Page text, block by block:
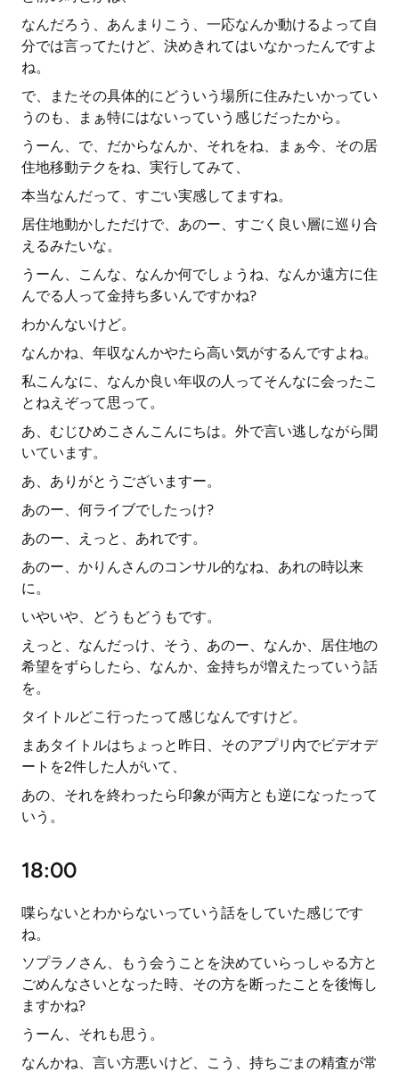
なんだろう、あんまりこう、一応なんか動けるよって自
分では言ってたけど、決めきれてはいなかったんですよ
ね。
で、またその具体的にどういう場所に住みたいかってい
うのも、まぁ特にはないっていう感じだったから。
うーん、で、だからなんか、それをね、まぁ今、その居
住地移動テクをね、実行してみて、
本当なんだって、すごい実感してますね。
居住地動かしただけで、あのー、すごく良い層に巡り合
えるみたいな。
うーん、こんな、なんか何でしょうね、なんか遠方に住
んでる人って金持ち多いんですかね?
わかんないけど。
なんかね、年収なんかやたら高い気がするんですよね。
私こんなに、なんか良い年収の人ってそんなに会ったこ
とねえぞって思って。
あ、むじひめこさんこんにちは。外で言い逃しながら聞
いています。
あ、ありがとうございますー。
あのー、何ライブでしたっけ?
あのー、えっと、あれです。
あのー、かりんさんのコンサル的なね、あれの時以来
に。
いやいや、どうもどうもです。
えっと、なんだっけ、そう、あのー、なんか、居住地の
希望をずらしたら、なんか、金持ちが増えたっていう話
を。
タイトルどこ行ったって感じなんですけど。
まあタイトルはちょっと昨日、そのアプリ内でビデオデ
ートを2件した人がいて、
あの、それを終わったら印象が両方とも逆になったって
いう。
18:00
喋らないとわからないっていう話をしていた感じです
ね。
ソプラノさん、もう会うことを決めていらっしゃる方と
ごめんなさいとなった時、その方を断ったことを後悔し
ますかね?
うーん、それも思う。
なんかね、言い方悪いけど、こう、持ちごまの精査が常